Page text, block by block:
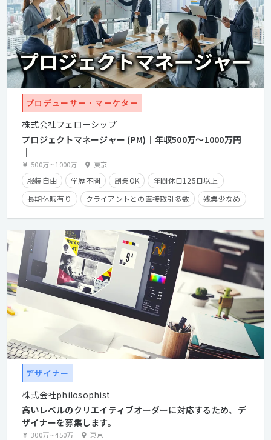
プロデューサー・マーケター
株式会社フェローシップ
プロジェクトマネージャー (PM)｜年収500万〜1000万円
｜
500万~1000万 東京
服装自由 学歴不問 副業OK
年間休日125日以上
長期休暇有り
クライアントとの直接取引多数
残業少なめ
経験者優遇
残業手当有り 在宅勤務可
デザイナー
株式会社philosophist
高いレベルのクリエイティブオーダーに対応するため、デ
ザイナーを募集します。
300万~450万 東京